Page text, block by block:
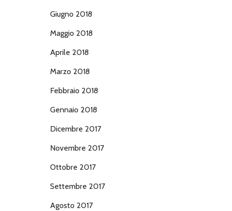
Giugno 2018
Maggio 2018
Aprile 2018
Marzo 2018
Febbraio 2018
Gennaio 2018
Dicembre 2017
Novembre 2017
Ottobre 2017
Settembre 2017
Agosto 2017